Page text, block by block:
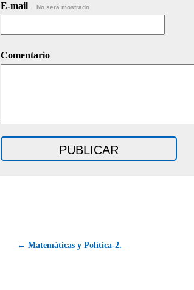
E-mail No será mostrado.
Comentario
← Matemáticas y Política-2.